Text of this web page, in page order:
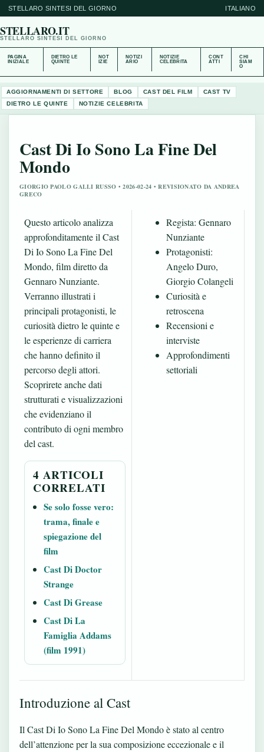
STELLARO SINTESI DEL GIORNO ITALIANO
STELLARO.IT
STELLARO SINTESI DEL GIORNO
PAGINA
INIZIALE
DIETRO LE
QUINTE
NOT
IZIE
NOTIZI
ARIO
NOTIZIE
CELEBRITA
CONT
ATTI
CHI
SIAM
O
AGGIORNAMENTI DI SETTORE BLOG CAST DEL FILM
CAST TV
DIETRO LE QUINTE
NOTIZIE CELEBRITA
Cast Di Io Sono La Fine Del
Mondo
GIORGIO PAOLO GALLI RUSSO • 2026-02-24 • REVISIONATO DA ANDREA
GRECO
Questo articolo analizza
approfonditamente il Cast
Di Io Sono La Fine Del
Mondo, film diretto da
Gennaro Nunziante.
Verranno illustrati i
principali protagonisti, le
curiosità dietro le quinte e
le esperienze di carriera
che hanno definito il
percorso degli attori.
Scoprirete anche dati
strutturati e visualizzazioni
che evidenziano il
contributo di ogni membro
del cast.
4 ARTICOLI
CORRELATI
Se solo fosse vero:
trama, finale e
spiegazione del
film
Cast Di Doctor
Strange
Cast Di Grease
Cast Di La
Famiglia Addams
(film 1991)
Regista: Gennaro
Nunziante
Protagonisti:
Angelo Duro,
Giorgio Colangeli
Curiosità e
retroscena
Recensioni e
interviste
Approfondimenti
settoriali
Introduzione al Cast
Il Cast Di Io Sono La Fine Del Mondo è stato al centro
dell’attenzione per la sua composizione eccezionale e il